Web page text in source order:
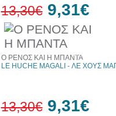
έκπτωση
web
13,30€ 9,31€
Ο ΡΕΝΟΣ ΚΑΙ Η ΜΠΑΝΤΑ
LE HUCHE MAGALI - ΛΕ ΧΟΥΣ
13,30€ 9,31€